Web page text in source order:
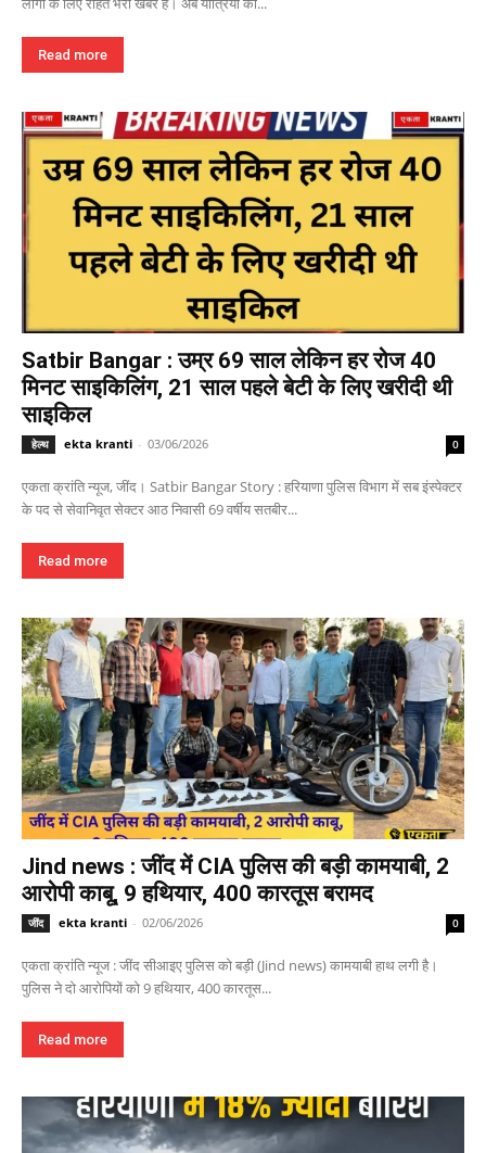
Read more
Satbir Bangar : उम्र 69 साल लेकिन हर रोज 40
मिनट साइकिलिंग, 21 साल पहले बेटी के लिए खरीदी थी
साइकिल
हेल्थ ekta kranti - 03/06/2026 0
एकता क्रांति न्यूज, जींद। Satbir Bangar Story : हरियाणा पुलिस विभाग में सब इंस्पेक्टर
के पद से सेवानिवृत सेक्टर आठ निवासी 69 वर्षीय सतबीर...
Read more
Jind news : जींद में CIA पुलिस की बड़ी कामयाबी, 2
आरोपी काबू, 9 हथियार, 400 कारतूस बरामद
जींद ekta kranti - 02/06/2026 0
एकता क्रांति न्यूज : जींद सीआइए पुलिस को बड़ी (Jind news) कामयाबी हाथ लगी है।
पुलिस ने दो आरोपियों को 9 हथियार, 400 कारतूस...
Read more